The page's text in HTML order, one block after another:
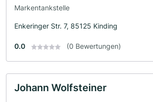
Markentankstelle
Enkeringer Str. 7, 85125 Kinding
0.0 (0 Bewertungen)
Johann Wolfsteiner